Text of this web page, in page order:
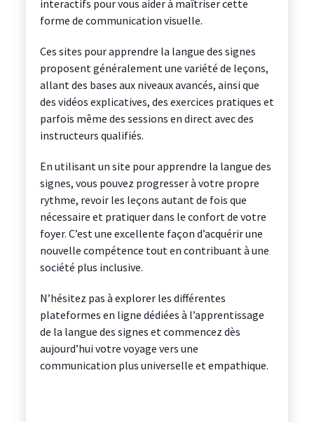
interactifs pour vous aider à maîtriser cette
forme de communication visuelle.
Ces sites pour apprendre la langue des signes
proposent généralement une variété de leçons,
allant des bases aux niveaux avancés, ainsi que
des vidéos explicatives, des exercices pratiques et
parfois même des sessions en direct avec des
instructeurs qualifiés.
En utilisant un site pour apprendre la langue des
signes, vous pouvez progresser à votre propre
rythme, revoir les leçons autant de fois que
nécessaire et pratiquer dans le confort de votre
foyer. C’est une excellente façon d’acquérir une
nouvelle compétence tout en contribuant à une
société plus inclusive.
N’hésitez pas à explorer les différentes
plateformes en ligne dédiées à l’apprentissage
de la langue des signes et commencez dès
aujourd’hui votre voyage vers une
communication plus universelle et empathique.